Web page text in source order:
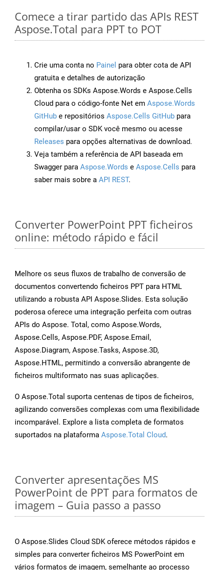
Comece a tirar partido das APIs REST
Aspose.Total para PPT to POT
Crie uma conta no Painel para obter cota de API
gratuita e detalhes de autorização
Obtenha os SDKs Aspose.Words e Aspose.Cells
Cloud para o código-fonte Net em Aspose.Words
GitHub e repositórios Aspose.Cells GitHub para
compilar/usar o SDK você mesmo ou acesse
Releases para opções alternativas de download.
Veja também a referência de API baseada em
Swagger para Aspose.Words e Aspose.Cells para
saber mais sobre a API REST.
Converter PowerPoint PPT ficheiros
online: método rápido e fácil
Melhore os seus fluxos de trabalho de conversão de
documentos convertendo ficheiros PPT para HTML
utilizando a robusta API Aspose.Slides. Esta solução
poderosa oferece uma integração perfeita com outras
APIs do Aspose. Total, como Aspose.Words,
Aspose.Cells, Aspose.PDF, Aspose.Email,
Aspose.Diagram, Aspose.Tasks, Aspose.3D,
Aspose.HTML, permitindo a conversão abrangente de
ficheiros multiformato nas suas aplicações.
O Aspose.Total suporta centenas de tipos de ficheiros,
agilizando conversões complexas com uma flexibilidade
incomparável. Explore a lista completa de formatos
suportados na plataforma Aspose.Total Cloud.
Converter apresentações MS
PowerPoint de PPT para formatos de
imagem – Guia passo a passo
O Aspose.Slides Cloud SDK oferece métodos rápidos e
simples para converter ficheiros MS PowerPoint em
vários formatos de imagem, semelhante ao processo